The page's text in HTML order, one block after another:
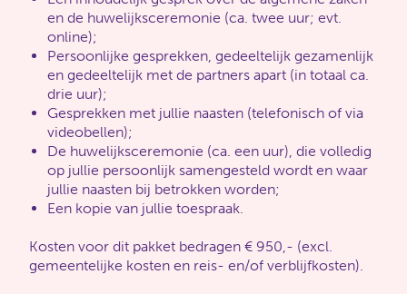
en de huwelijksceremonie (ca. twee uur; evt.
online);
Persoonlijke gesprekken, gedeeltelijk gezamenlijk
en gedeeltelijk met de partners apart (in totaal ca.
drie uur);
Gesprekken met jullie naasten (telefonisch of via
videobellen);
De huwelijksceremonie (ca. een uur), die volledig
op jullie persoonlijk samengesteld wordt en waar
jullie naasten bij betrokken worden;
Een kopie van jullie toespraak.
Kosten voor dit pakket bedragen € 950,- (excl.
gemeentelijke kosten en reis- en/of verblijfkosten).